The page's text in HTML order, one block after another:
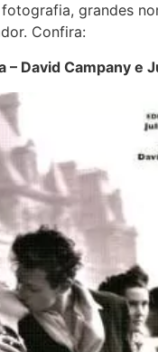
grandes
Confira:
David Campany e